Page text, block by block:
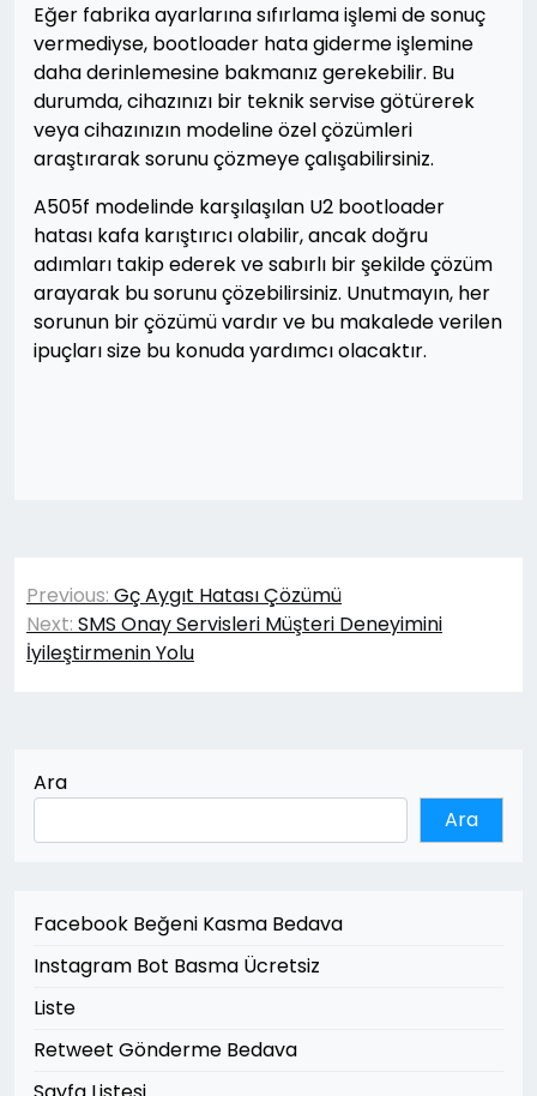
Eğer fabrika ayarlarına sıfırlama işlemi de sonuç
vermediyse, bootloader hata giderme işlemine
daha derinlemesine bakmanız gerekebilir. Bu
durumda, cihazınızı bir teknik servise götürerek
veya cihazınızın modeline özel çözümleri
araştırarak sorunu çözmeye çalışabilirsiniz.
A505f modelinde karşılaşılan U2 bootloader
hatası kafa karıştırıcı olabilir, ancak doğru
adımları takip ederek ve sabırlı bir şekilde çözüm
arayarak bu sorunu çözebilirsiniz. Unutmayın, her
sorunun bir çözümü vardır ve bu makalede verilen
ipuçları size bu konuda yardımcı olacaktır.
Yazı
gezinmesi
Previous: Gç Aygıt Hatası Çözümü
Next: SMS Onay Servisleri Müşteri Deneyimini
İyileştirmenin Yolu
Ara
Ara
Facebook Beğeni Kasma Bedava
Instagram Bot Basma Ücretsiz
Liste
Retweet Gönderme Bedava